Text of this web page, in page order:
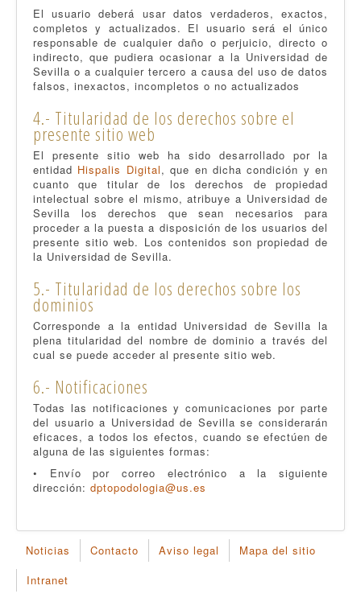
El usuario deberá usar datos verdaderos, exactos,
completos y actualizados. El usuario será el único
responsable de cualquier daño o perjuicio, directo o
indirecto, que pudiera ocasionar a la Universidad de
Sevilla o a cualquier tercero a causa del uso de datos
falsos, inexactos, incompletos o no actualizados
4.- Titularidad de los derechos sobre el
presente sitio web
El presente sitio web ha sido desarrollado por la
entidad Hispalis Digital, que en dicha condición y en
cuanto que titular de los derechos de propiedad
intelectual sobre el mismo, atribuye a Universidad de
Sevilla los derechos que sean necesarios para
proceder a la puesta a disposición de los usuarios del
presente sitio web. Los contenidos son propiedad de
la Universidad de Sevilla.
5.- Titularidad de los derechos sobre los
dominios
Corresponde a la entidad Universidad de Sevilla la
plena titularidad del nombre de dominio a través del
cual se puede acceder al presente sitio web.
6.- Notificaciones
Todas las notificaciones y comunicaciones por parte
del usuario a Universidad de Sevilla se considerarán
eficaces, a todos los efectos, cuando se efectúen de
alguna de las siguientes formas:
• Envío por correo electrónico a la siguiente
dirección: dptopodologia@us.es
Noticias Contacto Aviso legal
Mapa del sitio
Intranet